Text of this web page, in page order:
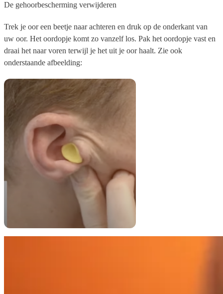
De gehoorbescherming verwijderen
Trek je oor een beetje naar achteren en druk op de onderkant van
uw oor. Het oordopje komt zo vanzelf los. Pak het oordopje vast en
draai het naar voren terwijl je het uit je oor haalt. Zie ook
onderstaande afbeelding: